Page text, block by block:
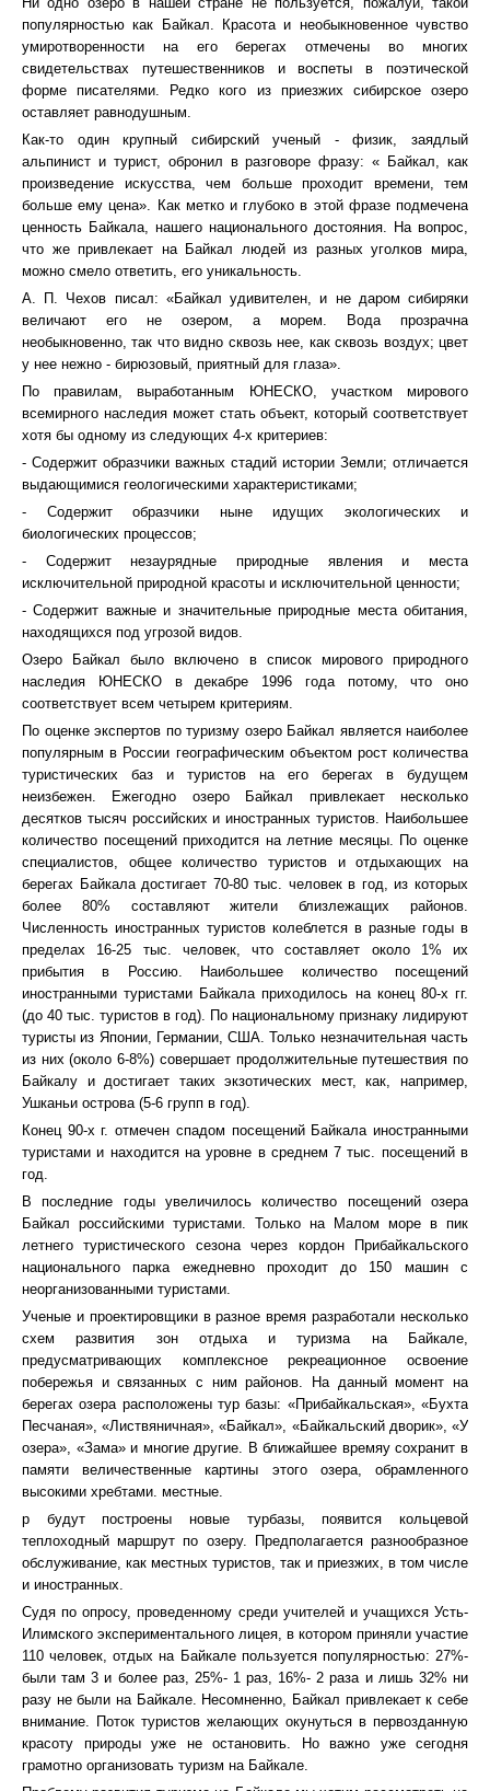
популярностью как Байкал. Красота и необыкновенное чувство
умиротворенности на его берегах отмечены во многих
свидетельствах путешественников и воспеты в поэтической
форме писателями. Редко кого из приезжих сибирское озеро
оставляет равнодушным.
Как-то один крупный сибирский ученый - физик, заядлый
альпинист и турист, обронил в разговоре фразу: « Байкал, как
произведение искусства, чем больше проходит времени, тем
больше ему цена». Как метко и глубоко в этой фразе подмечена
ценность Байкала, нашего национального достояния. На вопрос,
что же привлекает на Байкал людей из разных уголков мира,
можно смело ответить, его уникальность.
А. П. Чехов писал: «Байкал удивителен, и не даром сибиряки
величают его не озером, а морем. Вода прозрачна
необыкновенно, так что видно сквозь нее, как сквозь воздух; цвет
у нее нежно - бирюзовый, приятный для глаза».
По правилам, выработанным ЮНЕСКО, участком мирового
всемирного наследия может стать объект, который соответствует
хотя бы одному из следующих 4-х критериев:
- Содержит образчики важных стадий истории Земли; отличается
выдающимися геологическими характеристиками;
- Содержит образчики ныне идущих экологических и
биологических процессов;
- Содержит незаурядные природные явления и места
исключительной природной красоты и исключительной ценности;
- Содержит важные и значительные природные места обитания,
находящихся под угрозой видов.
Озеро Байкал было включено в список мирового природного
наследия ЮНЕСКО в декабре 1996 года потому, что оно
соответствует всем четырем критериям.
По оценке экспертов по туризму озеро Байкал является наиболее
популярным в России географическим объектом рост количества
туристических баз и туристов на его берегах в будущем
неизбежен. Ежегодно озеро Байкал привлекает несколько
десятков тысяч российских и иностранных туристов. Наибольшее
количество посещений приходится на летние месяцы. По оценке
специалистов, общее количество туристов и отдыхающих на
берегах Байкала достигает 70-80 тыс. человек в год, из которых
более 80% составляют жители близлежащих районов.
Численность иностранных туристов колеблется в разные годы в
пределах 16-25 тыс. человек, что составляет около 1% их
прибытия в Россию. Наибольшее количество посещений
иностранными туристами Байкала приходилось на конец 80-х гг.
(до 40 тыс. туристов в год). По национальному признаку лидируют
туристы из Японии, Германии, США. Только незначительная часть
из них (около 6-8%) совершает продолжительные путешествия по
Байкалу и достигает таких экзотических мест, как, например,
Ушканьи острова (5-6 групп в год).
Конец 90-х г. отмечен спадом посещений Байкала иностранными
туристами и находится на уровне в среднем 7 тыс. посещений в
год.
В последние годы увеличилось количество посещений озера
Байкал российскими туристами. Только на Малом море в пик
летнего туристического сезона через кордон Прибайкальского
национального парка ежедневно проходит до 150 машин с
неорганизованными туристами.
Ученые и проектировщики в разное время разработали несколько
схем развития зон отдыха и туризма на Байкале,
предусматривающих комплексное рекреационное освоение
побережья и связанных с ним районов. На данный момент на
берегах озера расположены тур базы: «Прибайкальская», «Бухта
Песчаная», «Листвяничная», «Байкал», «Байкальский дворик», «У
озера», «Зама» и многие другие. В ближайшее времяу сохранит в
памяти величественные картины этого озера, обрамленного
высокими хребтами. местные.
р будут построены новые турбазы, появится кольцевой
теплоходный маршрут по озеру. Предполагается разнообразное
обслуживание, как местных туристов, так и приезжих, в том числе
и иностранных.
Судя по опросу, проведенному среди учителей и учащихся Усть-
Илимского экспериментального лицея, в котором приняли участие
110 человек, отдых на Байкале пользуется популярностью: 27%-
были там 3 и более раз, 25%- 1 раз, 16%- 2 раза и лишь 32% ни
разу не были на Байкале. Несомненно, Байкал привлекает к себе
внимание. Поток туристов желающих окунуться в первозданную
красоту природы уже не остановить. Но важно уже сегодня
грамотно организовать туризм на Байкале.